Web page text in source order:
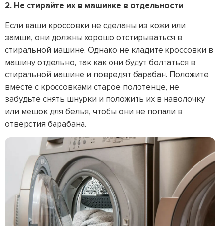
2. Не стирайте их в машинке в отдельности
Если ваши кроссовки не сделаны из кожи или
замши, они должны хорошо отстирываться в
стиральной машине. Однако не кладите кроссовки в
машину отдельно, так как они будут болтаться в
стиральной машине и повредят барабан. Положите
вместе с кроссовками старое полотенце, не
забудьте снять шнурки и положить их в наволочку
или мешок для белья, чтобы они не попали в
отверстия барабана.